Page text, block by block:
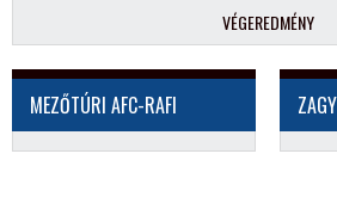
VÉGEREDMÉNY
MEZŐTÚRI AFC-RAFI